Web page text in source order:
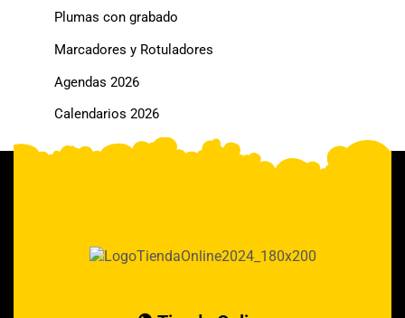
Plumas con grabado
Marcadores y Rotuladores
Agendas 2026
Calendarios 2026